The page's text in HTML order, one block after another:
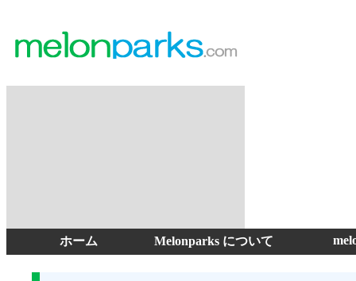
ホーム Melonparks について